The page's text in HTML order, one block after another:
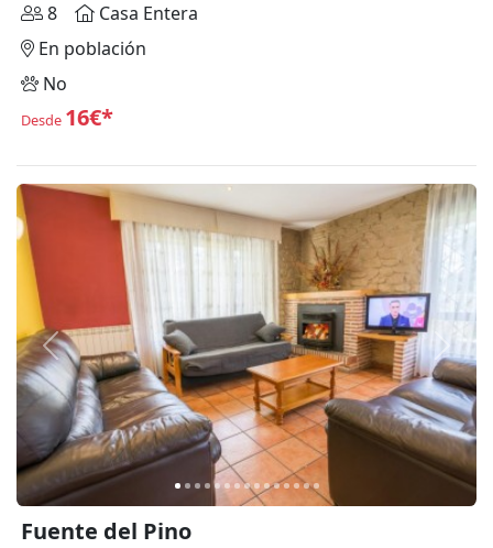
8
Casa Entera
En población
No
Desde 16€*
Anterior
Fuente del Pino